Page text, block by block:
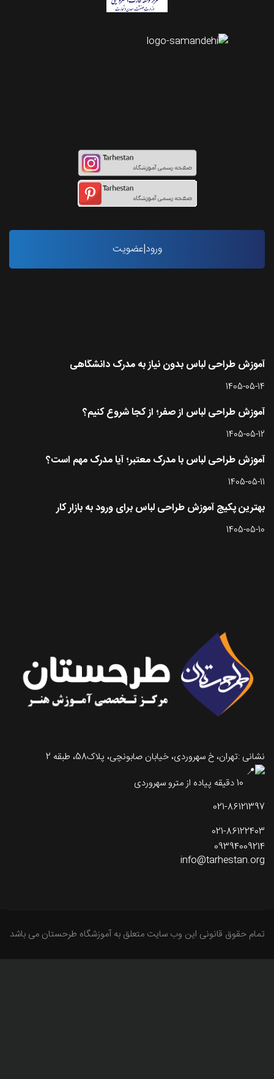
ورود|عضویت
آموزش طراحی لباس بدون نیاز به مدرک دانشگاهی
1405-05-14
آموزش طراحی لباس از صفر؛ از کجا شروع کنیم؟
1405-05-12
آموزش طراحی لباس با مدرک معتبر؛ آیا مدرک مهم است؟
1405-05-11
بهترین پکیج آموزش طراحی لباس برای ورود به بازار کار
1405-05-10
نشانی :تهران، خ سهروردی، خیابان صابونچی، پلاک58، طبقه 2
021-86121397
021-86122403
09394009214
info@tarhestan.org
تمام حقوق قانونی این وب سایت متعلق به آموزشگاه طرحستان می باشد